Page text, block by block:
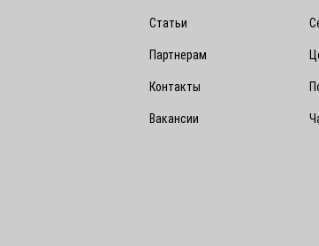
Статьи
Партнерам
Контакты
Вакансии